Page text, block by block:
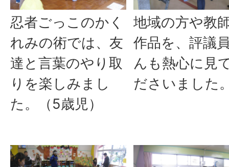
忍者ごっこのかく
れみの術では、友
達と言葉のやり取
りを楽しみまし
た。（5歳児）
地域の方や教
作品を、評議
んも熱心に見
ださいました